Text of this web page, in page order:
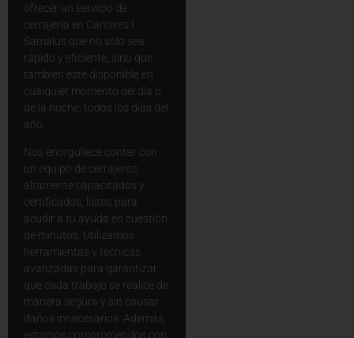
ofrecer un servicio de
cerrajería en Cànoves I
Samalus que no solo sea
rápido y eficiente, sino que
también esté disponible en
cualquier momento del día o
de la noche, todos los días del
año.
Nos enorgullece contar con
un equipo de cerrajeros
altamente capacitados y
certificados, listos para
acudir a tu ayuda en cuestión
de minutos. Utilizamos
herramientas y técnicas
avanzadas para garantizar
que cada trabajo se realice de
manera segura y sin causar
daños innecesarios. Además,
estamos comprometidos con